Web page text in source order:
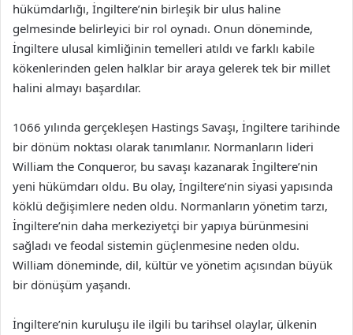
hükümdarlığı, İngiltere’nin birleşik bir ulus haline
gelmesinde belirleyici bir rol oynadı. Onun döneminde,
İngiltere ulusal kimliğinin temelleri atıldı ve farklı kabile
kökenlerinden gelen halklar bir araya gelerek tek bir millet
halini almayı başardılar.
1066 yılında gerçekleşen Hastings Savaşı, İngiltere tarihinde
bir dönüm noktası olarak tanımlanır. Normanların lideri
William the Conqueror, bu savaşı kazanarak İngiltere’nin
yeni hükümdarı oldu. Bu olay, İngiltere’nin siyasi yapısında
köklü değişimlere neden oldu. Normanların yönetim tarzı,
İngiltere’nin daha merkeziyetçi bir yapıya bürünmesini
sağladı ve feodal sistemin güçlenmesine neden oldu.
William döneminde, dil, kültür ve yönetim açısından büyük
bir dönüşüm yaşandı.
İngiltere’nin kuruluşu ile ilgili bu tarihsel olaylar, ülkenin